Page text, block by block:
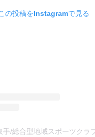
の投稿をInstagramで見る